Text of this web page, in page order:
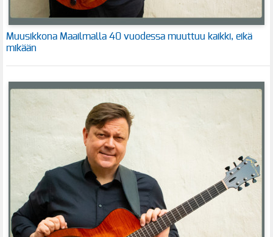
Muusikkona Maailmalla 40 vuodessa muuttuu kaikki, eikä
mikään